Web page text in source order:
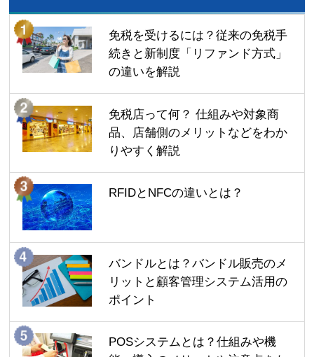
免税を受けるには？従来の免税手
続きと新制度「リファンド方式」
の違いを解説
免税店って何？ 仕組みや対象商
品、店舗側のメリットなどをわか
りやすく解説
RFIDとNFCの違いとは？
バンドルとは？バンドル販売のメ
リットと顧客管理システム活用の
ポイント
POSシステムとは？仕組みや機